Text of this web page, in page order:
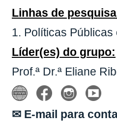
Linhas de
1. Políticas
Líder(es) do grupo:
Prof.ª Dr.ª Eliane
✉ E-mail para